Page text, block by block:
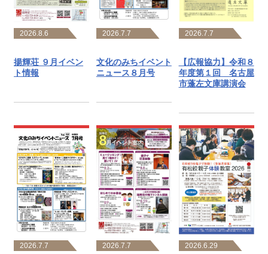
2026.8.6
揚輝荘 ９月イベン
ト情報
2026.7.7
文化のみちイベント
ニュース８月号
2026.7.7
【広報協力】令和８
年度第１回 名古屋
市蓬左文庫講演会
2026.7.7 2026.7.7 2026.6.29